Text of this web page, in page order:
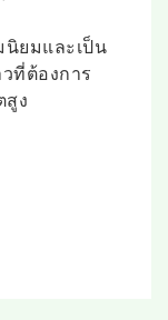
นิยมและเป็น
ที่ต้องการ
ง